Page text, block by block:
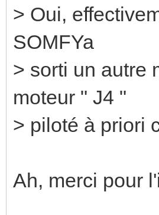
> Oui,
SOMFYa
> sorti un autre
moteur " J4 "
> piloté à priori
Ah, merci pour